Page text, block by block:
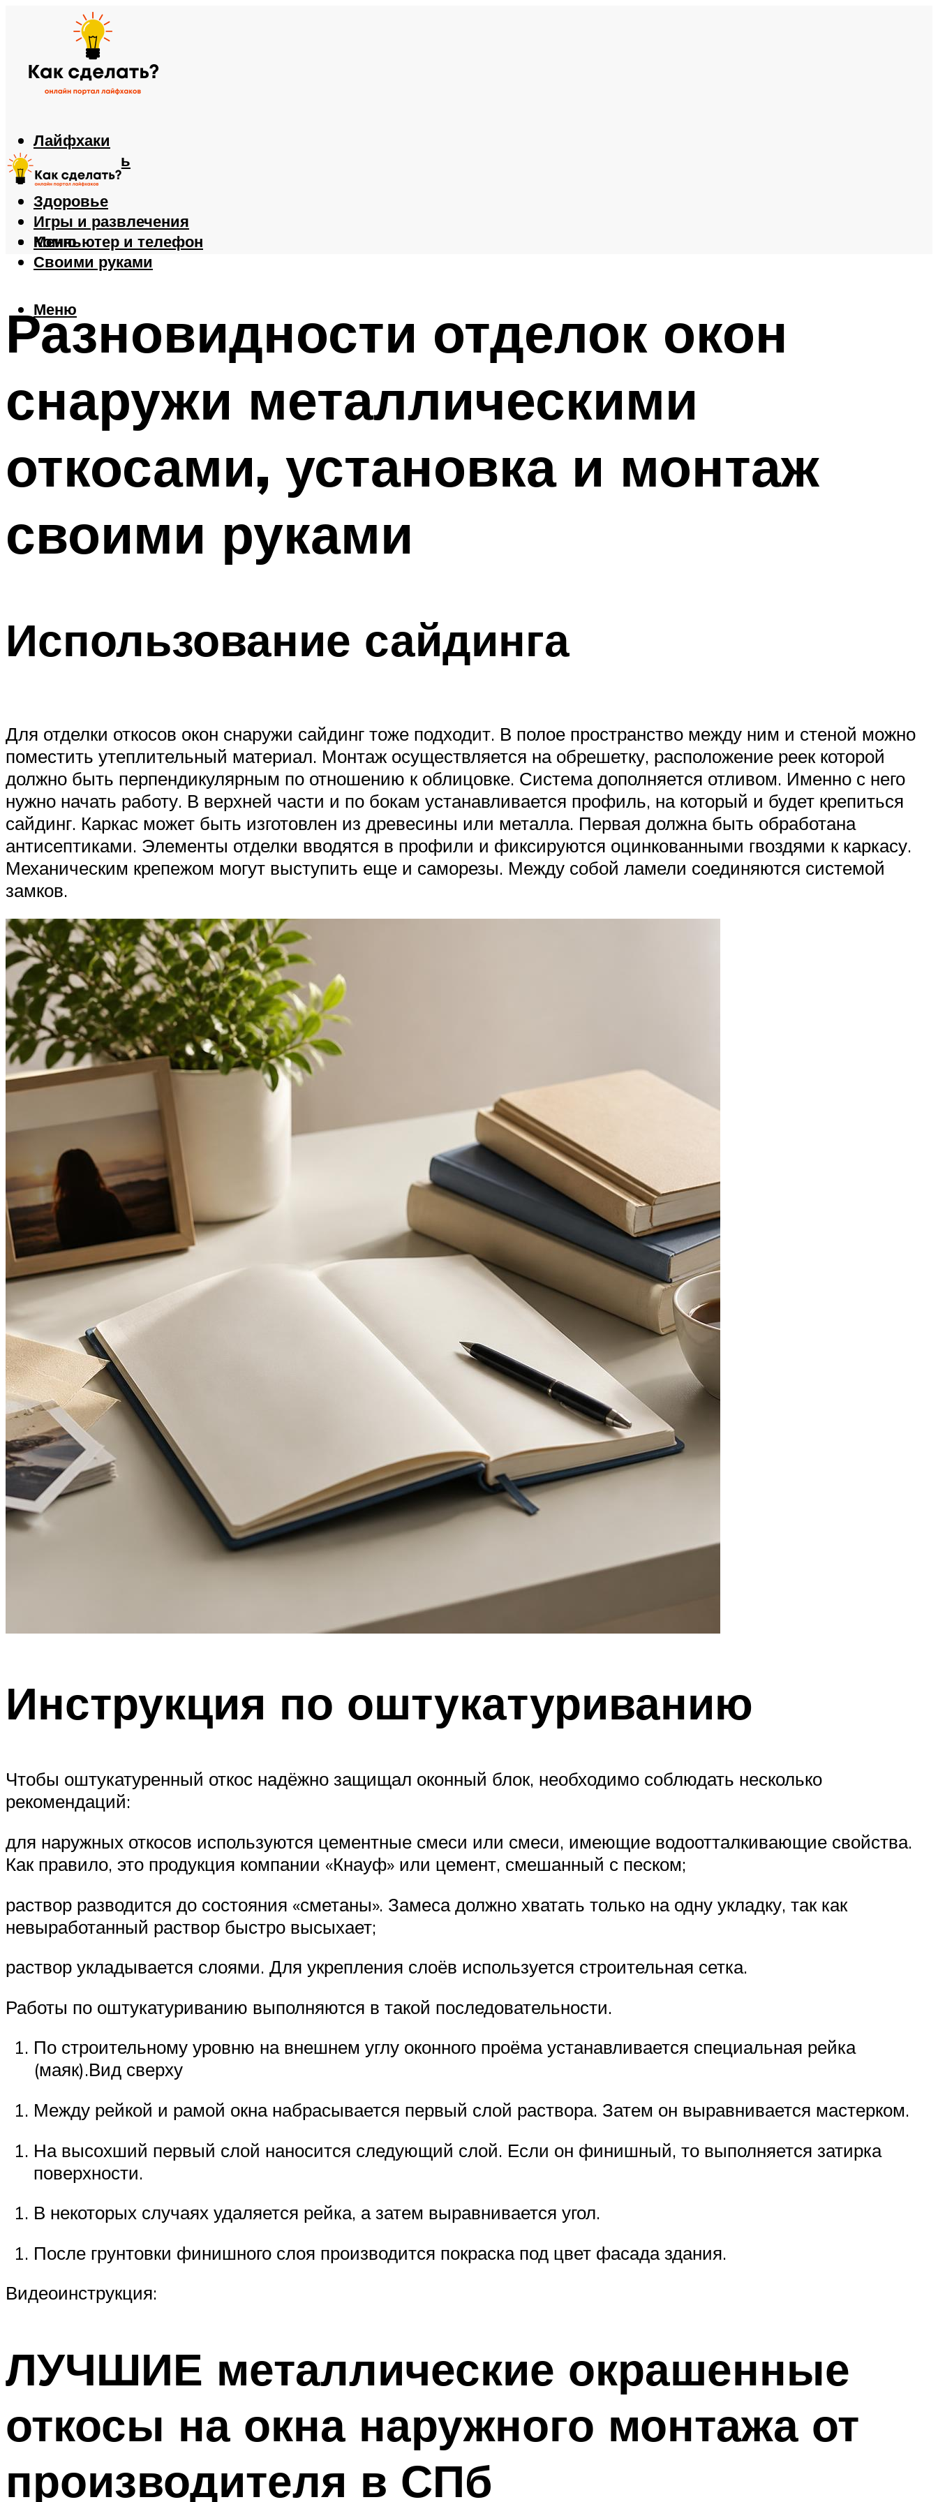
Лайфхаки
Автомобиль
Еда
Здоровье
Игры и развлечения
Компьютер и телефон
Своими руками
Меню
Меню
Разновидности отделок окон
снаружи металлическими
откосами, установка и монтаж
своими руками
Использование сайдинга
Для отделки откосов окон снаружи сайдинг тоже подходит. В полое пространство между ним и стеной можно
поместить утеплительный материал. Монтаж осуществляется на обрешетку, расположение реек которой
должно быть перпендикулярным по отношению к облицовке. Система дополняется отливом. Именно с него
нужно начать работу. В верхней части и по бокам устанавливается профиль, на который и будет крепиться
сайдинг. Каркас может быть изготовлен из древесины или металла. Первая должна быть обработана
антисептиками. Элементы отделки вводятся в профили и фиксируются оцинкованными гвоздями к каркасу.
Механическим крепежом могут выступить еще и саморезы. Между собой ламели соединяются системой
замков.
Инструкция по оштукатуриванию
Чтобы оштукатуренный откос надёжно защищал оконный блок, необходимо соблюдать несколько
рекомендаций:
для наружных откосов используются цементные смеси или смеси, имеющие водоотталкивающие свойства.
Как правило, это продукция компании «Кнауф» или цемент, смешанный с песком;
раствор разводится до состояния «сметаны». Замеса должно хватать только на одну укладку, так как
невыработанный раствор быстро высыхает;
раствор укладывается слоями. Для укрепления слоёв используется строительная сетка.
Работы по оштукатуриванию выполняются в такой последовательности.
По строительному уровню на внешнем углу оконного проёма устанавливается специальная рейка
(маяк).Вид сверху
Между рейкой и рамой окна набрасывается первый слой раствора. Затем он выравнивается мастерком.
На высохший первый слой наносится следующий слой. Если он финишный, то выполняется затирка
поверхности.
В некоторых случаях удаляется рейка, а затем выравнивается угол.
После грунтовки финишного слоя производится покраска под цвет фасада здания.
Видеоинструкция:
ЛУЧШИЕ металлические окрашенные
откосы на окна наружного монтажа от
производителя в СПб